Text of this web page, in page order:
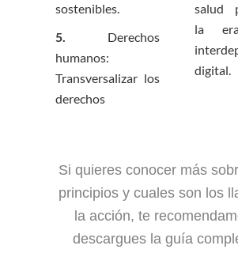
sostenibles.
5. Derechos
humanos:
Transversalizar los
derechos
salud
la
digital.
Si quieres conocer más
principios y cuales son los
la acción, te
descargues la guía